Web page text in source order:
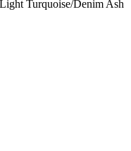
Turquoise/Denim Ash